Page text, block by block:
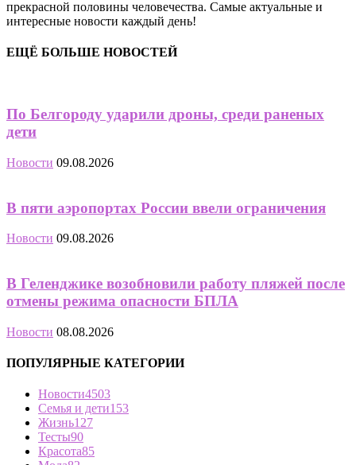
прекрасной половины человечества. Самые актуальные и
интересные новости каждый день!
ЕЩЁ БОЛЬШЕ НОВОСТЕЙ
По Белгороду ударили дроны, среди раненых
дети
Новости 09.08.2026
В пяти аэропортах России ввели ограничения
Новости 09.08.2026
В Геленджике возобновили работу пляжей после
отмены режима опасности БПЛА
Новости 08.08.2026
ПОПУЛЯРНЫЕ КАТЕГОРИИ
Новости4503
Семья и дети153
Жизнь127
Тесты90
Красота85